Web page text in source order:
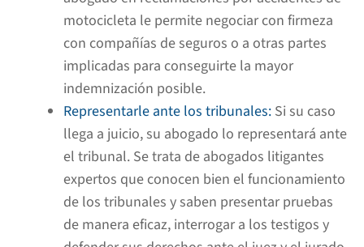
motocicleta le permite negociar con firmeza
con compañías de seguros o a otras partes
implicadas para conseguirte la mayor
indemnización posible.
Representarle ante los tribunales: Si su caso
llega a juicio, su abogado lo representará ante
el tribunal. Se trata de abogados litigantes
expertos que conocen bien el funcionamiento
de los tribunales y saben presentar pruebas
de manera eficaz, interrogar a los testigos y